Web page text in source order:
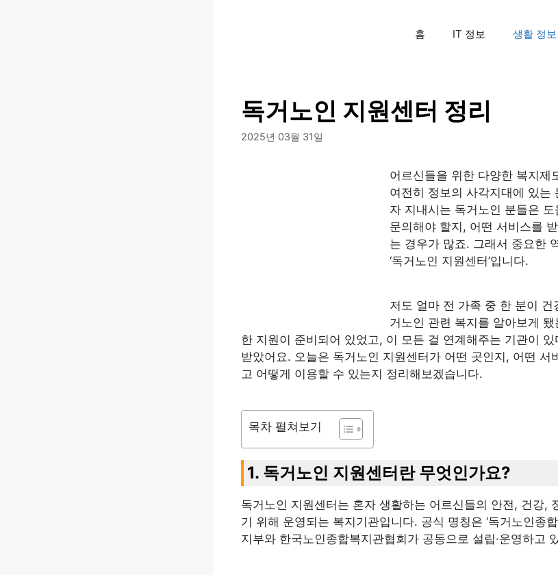
홈 IT 정보 생활 정보
독거노인 지원센터 정리
2025년 03월 31일
어르신들을 위한 다양한 복지제
여전히 정보의 사각지대에 있는
자 지내시는 독거노인 분들은
문의해야 할지, 어떤 서비스를
는 경우가 많죠. 그래서 중요한
‘독거노인 지원센터’입니다.
저도 얼마 전 가족 중 한 분이 건
거노인 관련 복지를 알아보게
한 지원이 준비되어 있었고, 이 모든 걸 연계해주는 기관이
받았어요. 오늘은 독거노인 지원센터가 어떤 곳인지, 어떤 서
고 어떻게 이용할 수 있는지 정리해보겠습니다.
목차 펼쳐보기
1. 독거노인 지원센터란 무엇인가요?
독거노인 지원센터는 혼자 생활하는 어르신들의 안전, 건강,
기 위해 운영되는 복지기관입니다. 공식 명칭은 ‘독거노인종
지부와 한국노인종합복지관협회가 공동으로 설립·운영하고